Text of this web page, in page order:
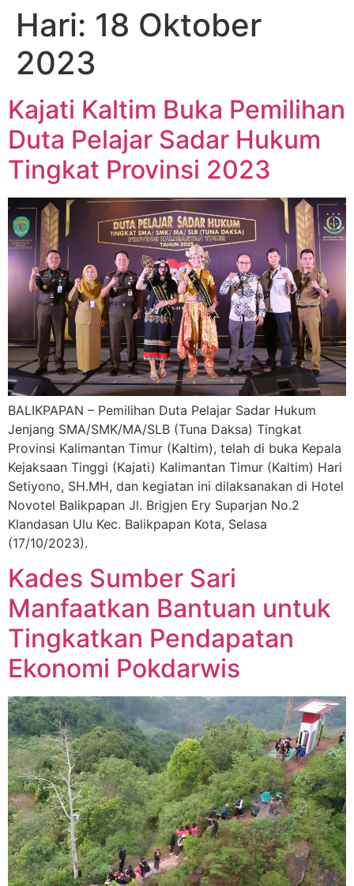
Hari: 18 Oktober
2023
Kajati Kaltim Buka Pemilihan
Duta Pelajar Sadar Hukum
Tingkat Provinsi 2023
BALIKPAPAN – Pemilihan Duta Pelajar Sadar Hukum
Jenjang SMA/SMK/MA/SLB (Tuna Daksa) Tingkat
Provinsi Kalimantan Timur (Kaltim), telah di buka Kepala
Kejaksaan Tinggi (Kajati) Kalimantan Timur (Kaltim) Hari
Setiyono, SH.MH, dan kegiatan ini dilaksanakan di Hotel
Novotel Balikpapan Jl. Brigjen Ery Suparjan No.2
Klandasan Ulu Kec. Balikpapan Kota, Selasa
(17/10/2023).
Kades Sumber Sari
Manfaatkan Bantuan untuk
Tingkatkan Pendapatan
Ekonomi Pokdarwis